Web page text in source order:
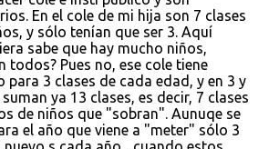
En el cole de mi hija son 7 clases
y sólo tenían que ser 3. Aquí
sabe que hay mucho niños,
todos? Pues no, ese cole tiene
para 3 clases de cada edad, y en 3 y
ya 13 clases, es decir, 7 clases
de niños que "sobran". Aunuqe se
el año que viene a "meter" sólo 3